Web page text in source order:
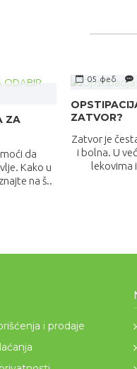
ZA
da
Kako u
na š..
05 феб
ZATVOR?
Zatvor je
i bolna. U
lekovima
i prodaje